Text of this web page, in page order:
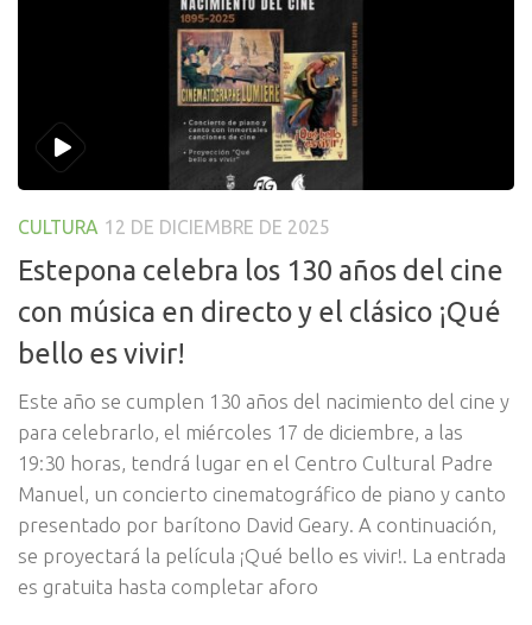
CULTURA 12 DE DICIEMBRE DE 2025
Estepona celebra los 130 años del cine
con música en directo y el clásico ¡Qué
bello es vivir!
Este año se cumplen 130 años del nacimiento del cine y
para celebrarlo, el miércoles 17 de diciembre, a las
19:30 horas, tendrá lugar en el Centro Cultural Padre
Manuel, un concierto cinematográfico de piano y canto
presentado por barítono David Geary. A continuación,
se proyectará la película ¡Qué bello es vivir!. La entrada
es gratuita hasta completar aforo